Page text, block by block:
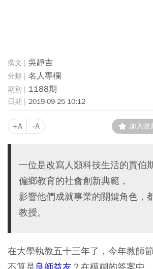
吳靜吉
名人專欄
1188期
2019-09-25 10:12
+A -A 加入收
一位是改寫人類科技生活的賈伯
偏鄉教育的社會創新典範，
影響他們成就事業的關鍵角色，
教授。
在大學執教五十三年了，今年教師